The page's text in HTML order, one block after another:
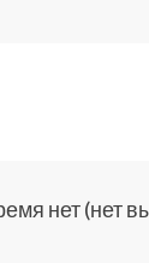
нет (нет